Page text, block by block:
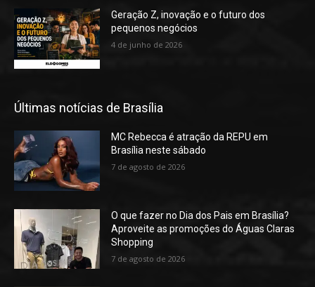
Geração Z, inovação e o futuro dos
pequenos negócios
4 de junho de 2026
Últimas notícias de Brasília
MC Rebecca é atração da REPU em
Brasília neste sábado
7 de agosto de 2026
O que fazer no Dia dos Pais em Brasília?
Aproveite as promoções do Águas Claras
Shopping
7 de agosto de 2026